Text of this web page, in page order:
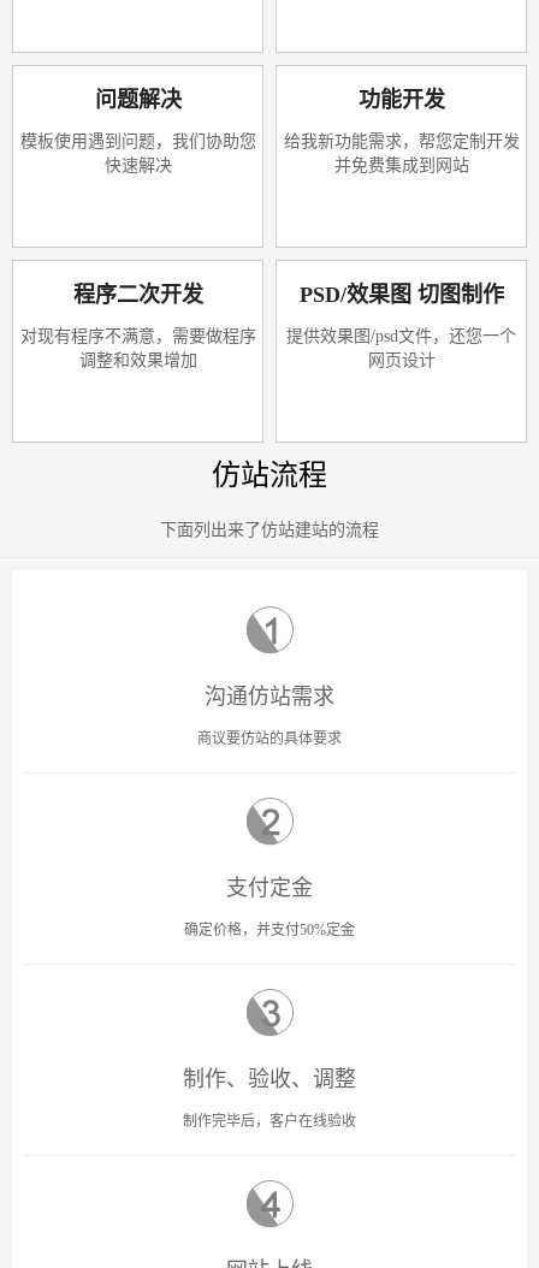
问题解决
模板使用遇到问题，我们协助您
快速解决
功能开发
给我新功能需求，帮您定制开发
并免费集成到网站
程序二次开发
对现有程序不满意，需要做程序
调整和效果增加
PSD/效果图 切图制作
提供效果图/psd文件，还您一个
网页设计
仿站流程
下面列出来了仿站建站的流程
沟通仿站需求
商议要仿站的具体要求
支付定金
确定价格，并支付50%定金
制作、验收、调整
制作完毕后，客户在线验收